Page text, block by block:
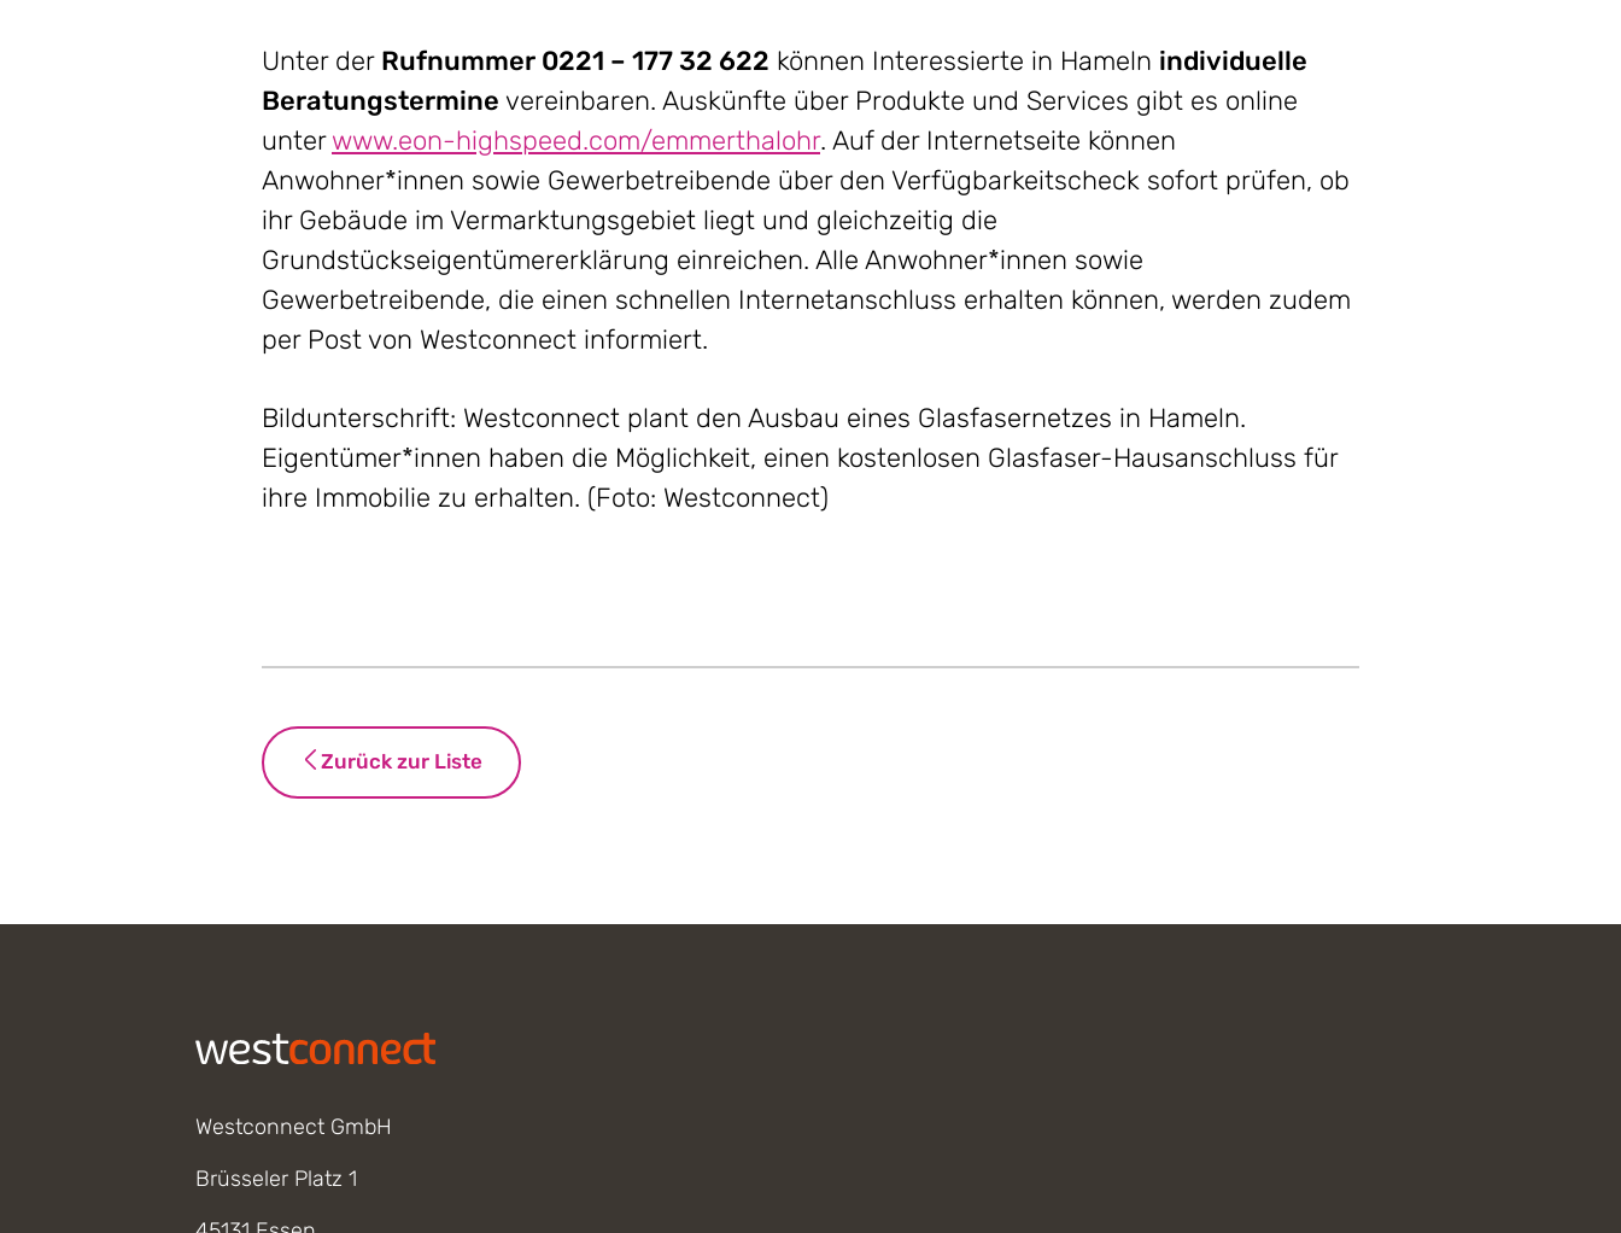
Unter der Rufnummer 0221 – 177 32 622 können Interessierte in Hameln individuelle
Beratungstermine vereinbaren. Auskünfte über Produkte und Services gibt es online
unterwww.eon-highspeed.com/emmerthalohr. Auf der Internetseite können
Anwohner*innen sowie Gewerbetreibende über den Verfügbarkeitscheck sofort prüfen, ob
ihr Gebäude im Vermarktungsgebiet liegt und gleichzeitig die
Grundstückseigentümererklärung einreichen. Alle Anwohner*innen sowie
Gewerbetreibende, die einen schnellen Internetanschluss erhalten können, werden zudem
per Post von Westconnect informiert.
Bildunterschrift: Westconnect plant den Ausbau eines Glasfasernetzes in Hameln.
Eigentümer*innen haben die Möglichkeit, einen kostenlosen Glasfaser-Hausanschluss für
ihre Immobilie zu erhalten. (Foto: Westconnect)
Zurück zur Liste
Westconnect GmbH
Brüsseler Platz 1